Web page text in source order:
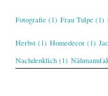
Fotografie (1) Frau Tulpe (1)
Herbst (1) Homedecor (1)
Nachdenklich (1)